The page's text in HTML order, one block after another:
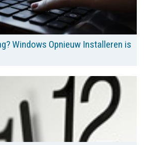
Windows Opnieuw Installeren is